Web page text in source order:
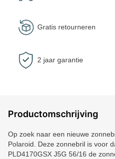
Gratis retourneren
2 jaar garantie
Productomschrijving
Op zoek naar een nieuwe
Polaroid. Deze zonnebril is voor
PLD4170GSX J5G 56/16 de